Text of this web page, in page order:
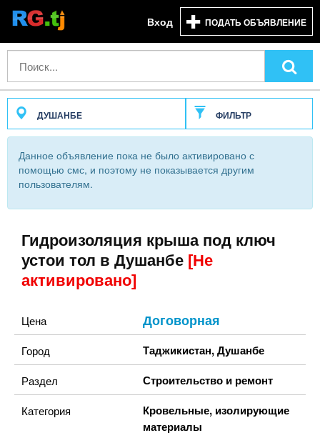
Вход ПОДАТЬ ОБЪЯВЛЕНИЕ
ДУШАНБЕ ФИЛЬТР
Данное объявление пока не было активировано с
помощью смс, и поэтому не показывается другим
пользователям.
Гидроизоляция крыша под ключ
устои тол в Душанбе [Не
активировано]
Цена Договорная
Город Таджикистан,Душанбе
Раздел Строительство и ремонт
Категория
Кровельные, изолирующие
материалы